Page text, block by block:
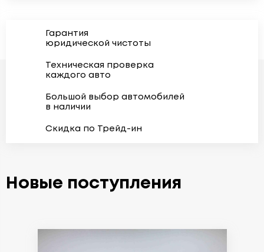
Гарантия
юридической чистоты
Техническая проверка
каждого авто
Большой выбор автомобилей
в наличии
Скидка по Трейд-ин
Новые поступления